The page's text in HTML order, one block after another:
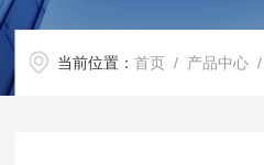
当前位置：首页 / 产品中心 /